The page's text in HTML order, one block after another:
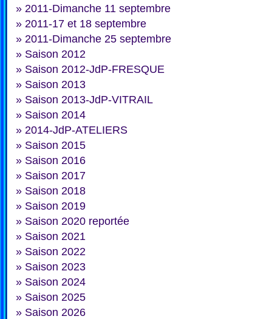
» 2011-Dimanche 11 septembre
» 2011-17 et 18 septembre
» 2011-Dimanche 25 septembre
» Saison 2012
» Saison 2012-JdP-FRESQUE
» Saison 2013
» Saison 2013-JdP-VITRAIL
» Saison 2014
» 2014-JdP-ATELIERS
» Saison 2015
» Saison 2016
» Saison 2017
» Saison 2018
» Saison 2019
» Saison 2020 reportée
» Saison 2021
» Saison 2022
» Saison 2023
» Saison 2024
» Saison 2025
» Saison 2026